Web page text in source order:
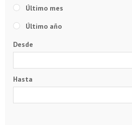
Último mes
Último año
Desde
Hasta